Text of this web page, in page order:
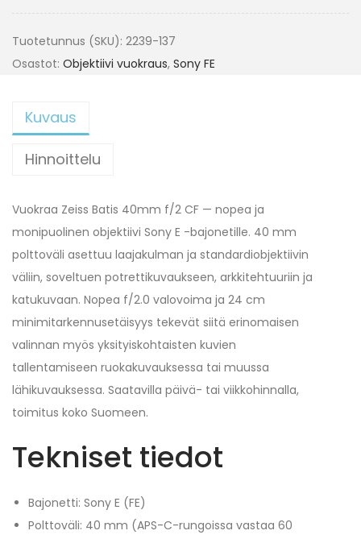
Tuotetunnus (SKU): 2239-137
Osastot: Objektiivi vuokraus, Sony FE
Kuvaus
Hinnoittelu
Vuokraa Zeiss Batis 40mm f/2 CF — nopea ja
monipuolinen objektiivi Sony E -bajonetille. 40 mm
polttoväli asettuu laajakulman ja standardiobjektiivin
väliin, soveltuen potrettikuvaukseen, arkkitehtuuriin ja
katukuvaan. Nopea f/2.0 valovoima ja 24 cm
minimitarkennusetäisyys tekevät siitä erinomaisen
valinnan myös yksityiskohtaisten kuvien
tallentamiseen ruokakuvauksessa tai muussa
lähikuvauksessa. Saatavilla päivä- tai viikkohinnalla,
toimitus koko Suomeen.
Tekniset tiedot
Bajonetti: Sony E (FE)
Polttoväli: 40 mm (APS-C-rungoissa vastaa 60